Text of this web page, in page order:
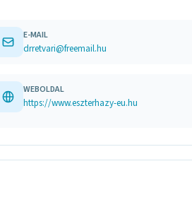
E-MAIL
drretvari@freemail.hu
WEBOLDAL
https://www.eszterhazy-eu.hu